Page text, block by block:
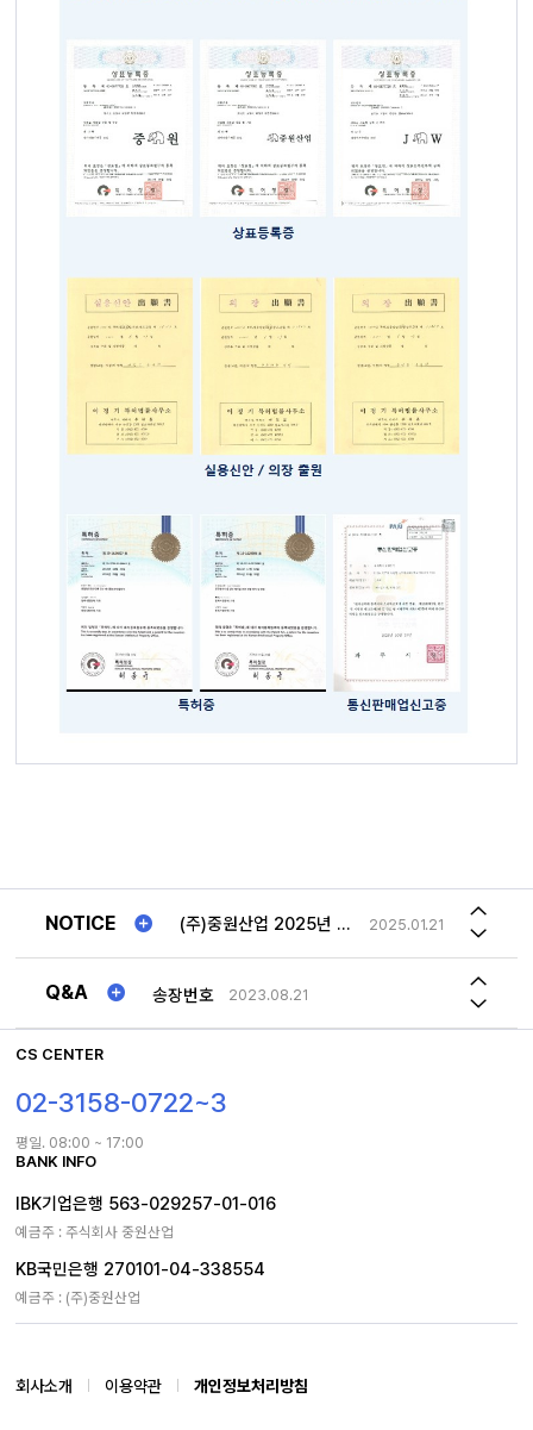
NOTICE (주)중원산업 2025년 "추석연휴"일정안내!! 2025.01.21
Q&A 송장번호 2023.08.21
CS CENTER
02-3158-0722~3
평일. 08:00 ~ 17:00
BANK INFO
IBK기업은행 563-029257-01-016
예금주 : 주식회사 중원산업
KB국민은행 270101-04-338554
예금주 : (주)중원산업
회사소개 이용약관 개인정보처리방침